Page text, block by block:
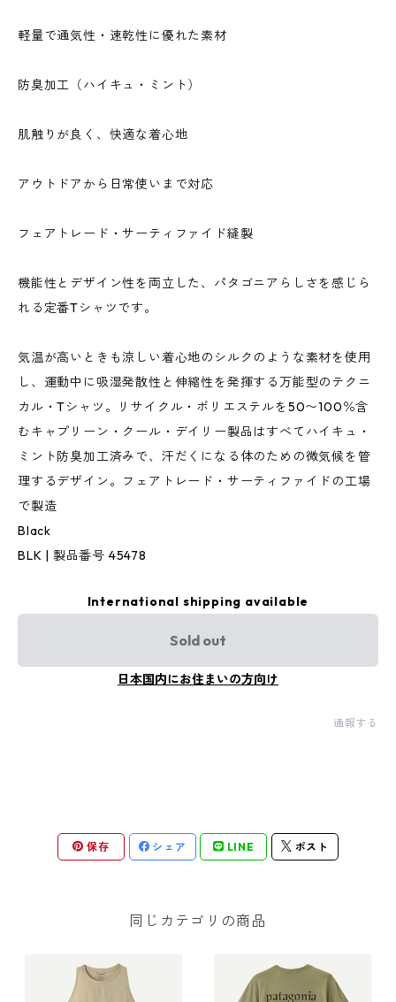
軽量で通気性・速乾性に優れた素材
防臭加工（ハイキュ・ミント）
肌触りが良く、快適な着心地
アウトドアから日常使いまで対応
フェアトレード・サーティファイド縫製
機能性とデザイン性を両立した、パタゴニアらしさを感じら
れる定番Tシャツです。
気温が高いときも涼しい着心地のシルクのような素材を使用
し、運動中に吸湿発散性と伸縮性を発揮する万能型のテクニ
カル・Tシャツ。リサイクル・ポリエステルを50〜100％含
むキャプリーン・クール・デイリー製品はすべてハイキュ・
ミント防臭加工済みで、汗だくになる体のための微気候を管
理するデザイン。フェアトレード・サーティファイドの工場
で製造
Black
BLK | 製品番号 45478
International shipping available
Sold out
日本国内にお住まいの方向け
通報する
保存 シェア LINE ポスト
同じカテゴリの商品